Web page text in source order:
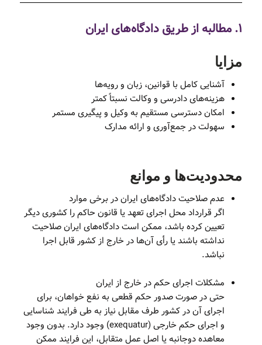
۱. مطالبه از طریق دادگاه‌های ایران
مزایا
آشنایی کامل با قوانین، زبان و رویه‌ها
هزینه‌های دادرسی و وکالت نسبتاً کمتر
امکان دسترسی مستقیم به وکیل و پیگیری مستمر
سهولت در جمع‌آوری و ارائه مدارک
محدودیت‌ها و موانع
عدم صلاحیت دادگاه‌های ایران در برخی موارد
اگر قرارداد محل اجرای تعهد یا قانون حاکم را کشوری دیگر
تعیین کرده باشد، ممکن است دادگاه‌های ایران صلاحیت
نداشته باشند یا رأی آن‌ها در خارج از کشور قابل اجرا
نباشد.
مشکلات اجرای حکم در خارج از ایران
حتی در صورت صدور حکم قطعی به نفع خواهان، برای
اجرای آن در کشور طرف مقابل نیاز به طی فرایند شناسایی
و اجرای حکم خارجی (exequatur) وجود دارد. بدون وجود
معاهده دوجانبه یا اصل عمل متقابل، این فرایند ممکن